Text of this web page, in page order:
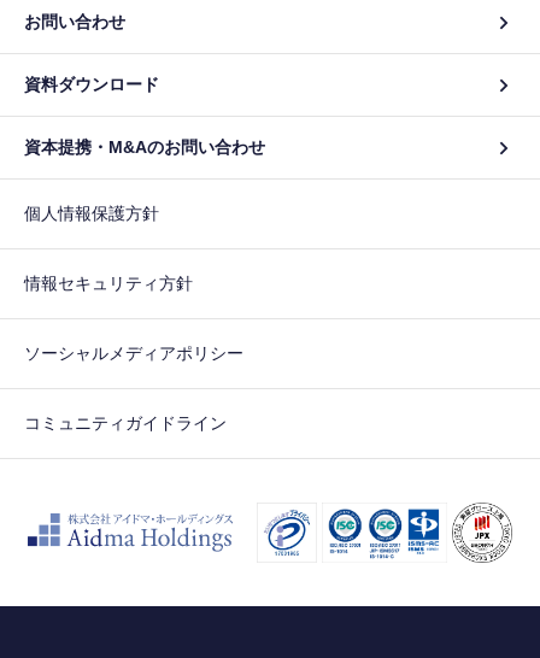
お問い合わせ
資料ダウンロード
資本提携・M&Aのお問い合わせ
個人情報保護方針
情報セキュリティ方針
ソーシャルメディアポリシー
コミュニティガイドライン